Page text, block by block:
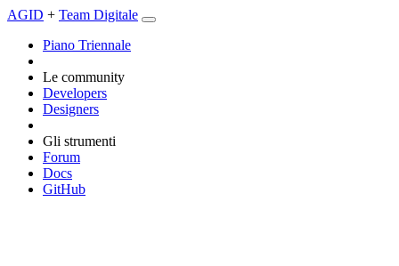
AGID + Team Digitale
Piano Triennale
Le community
Developers
Designers
Gli strumenti
Forum
Docs
GitHub